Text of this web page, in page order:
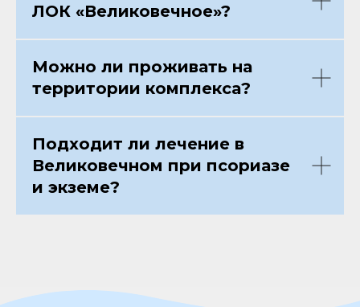
ЛОК «Великовечное»?
Можно ли проживать на
территории комплекса?
Подходит ли лечение в
Великовечном при псориазе
и экземе?